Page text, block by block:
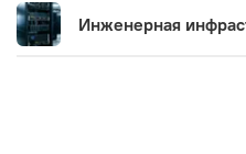
Инженерная